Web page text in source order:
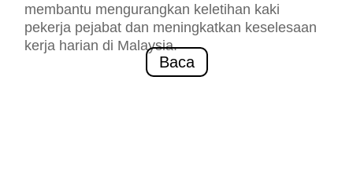
membantu mengurangkan keletihan kaki
pekerja pejabat dan meningkatkan keselesaan
kerja harian di Malaysia.
Baca